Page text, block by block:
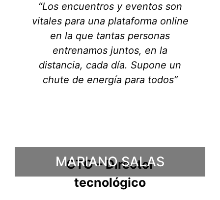
“Los encuentros y eventos son
vitales para una plataforma online
en la que tantas personas
entrenamos juntos, en la
distancia, cada día. Supone un
chute de energía para todos”
MARIANO SALAS
CTO – Director
tecnológico